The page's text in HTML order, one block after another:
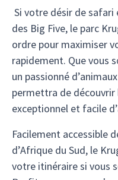
Si votre désir de safari
des Big Five, le parc
ordre pour maximiser
rapidement. Que vous
un passionné
permettra de découvrir
exceptionnel et facile
Facilement accessible
d’Afrique du Sud, le
votre itinéraire si vous